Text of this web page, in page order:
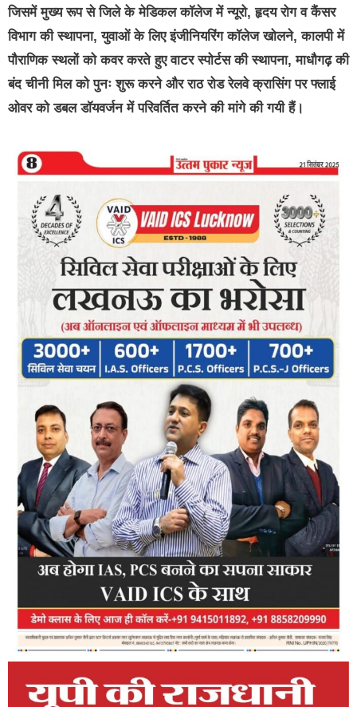
जिसमें मुख्य रूप से जिले के मेडिकल कॉलेज में न्यूरो, हृदय रोग व कैंसर
विभाग की स्थापना, युवाओं के लिए इंजीनियरिंग कॉलेज खोलने, कालपी में
पौराणिक स्थलों को कवर करते हुए वाटर स्पोर्टस की स्थापना, माधौगढ़ की
बंद चीनी मिल को पुनः शुरू करने और राठ रोड रेलवे क्रासिंग पर फ्लाई
ओवर को डबल डॉयवर्जन में परिवर्तित करने की मांगे की गयी हैं।